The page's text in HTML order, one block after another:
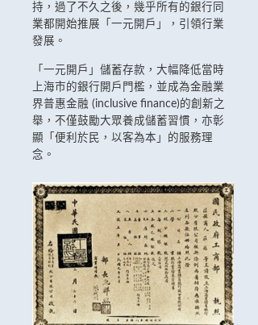
持，過了不久之後，幾乎所有的銀行同
業都開始推展「一元開戶」，引領行業
發展。
「一元開戶」儲蓄存款，大幅降低當時
上海市的銀行開戶門檻，並成為金融業
界普惠金融 (inclusive finance)的創新之
舉，不僅鼓勵大眾養成儲蓄習慣，亦彰
顯「便利於民，以客為本」的服務理
念。